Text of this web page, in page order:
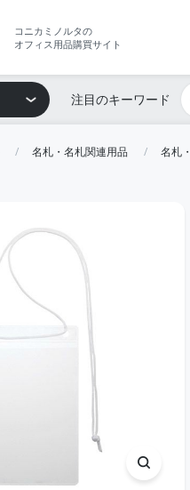
コニカミノルタの
オフィス用品購買サイト
注目のキーワード
名札・名札関連用品 名札